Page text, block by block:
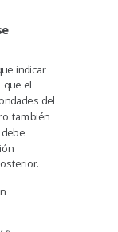
indicar
que el
del
también